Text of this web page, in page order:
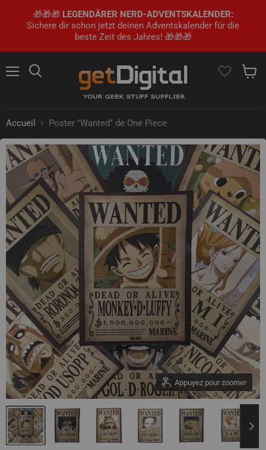
🎁🎁🎁 LEGENDÄRER NERD-ADVENTSKALENDER:
Sichere dir schon jetzt deinen Adventskalender für die
beste Zeit des Jahres! 🎁🎁🎁
Rechercher
Accueil Poster "Wanted" de One Piece
Appuyez pour zoomer